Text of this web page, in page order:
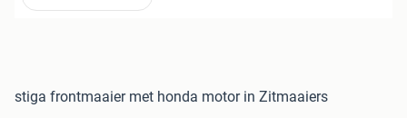
stiga frontmaaier met honda motor in Zitmaaiers